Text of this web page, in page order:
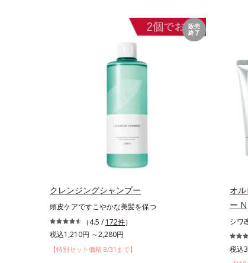
販売
終了
クレンジングシャンプー
頭皮ケアですこやかな美髪を保つ
（4.5 / 172件）
税込1,210円 ～2,280円
【特別セット価格 8/31まで】
オ
ー N
シワ
税込